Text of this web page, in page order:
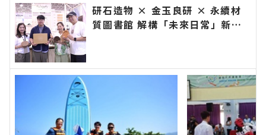
研石造物 × 金玉良研 × 永續材
質圖書館 解構「未來日常」新樣
在地資訊！